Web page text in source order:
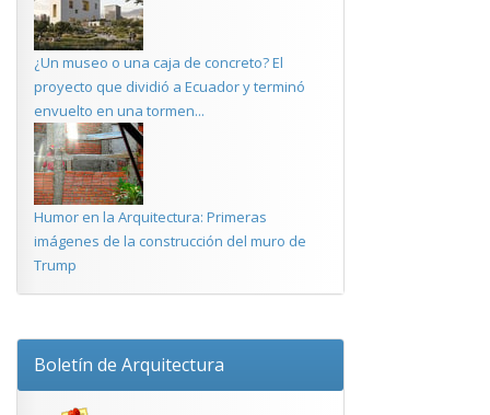
¿Un museo o una caja de concreto? El
proyecto que dividió a Ecuador y terminó
envuelto en una tormen...
Humor en la Arquitectura: Primeras
imágenes de la construcción del muro de
Trump
Boletín de Arquitectura